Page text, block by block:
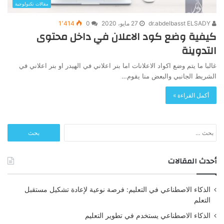
مقالات تكنولوجية
27 مايو، 2020 0 1٬414
كيفية وضع كود الاعلان في داخل محتوى
التدوينة
غالبا ما يتم وضع اكواد الاعلانات اما بنر اعلاني في الهيدر او بنر اعلاني في
الشريط الجانبي والبعض منا يقوم…
أكمل القراءة »
عن:
أحدث المقالات
الذكاء الاصطناعي في التعليم: فرصة نوعية لإعادة تشكيل مستقبل
التعلم
الذكاء الاصطناعي يستخدم في تطوير التعليم